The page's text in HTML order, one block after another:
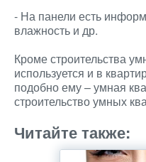
- На панели есть
влажность и др.
Кроме строительства
используется и в
подобно ему – умная
строительство умных
Читайте также: